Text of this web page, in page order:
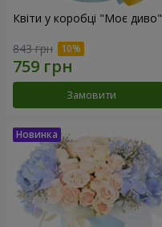
Квіти у коробці "Моє диво"
843 грн
Замовити